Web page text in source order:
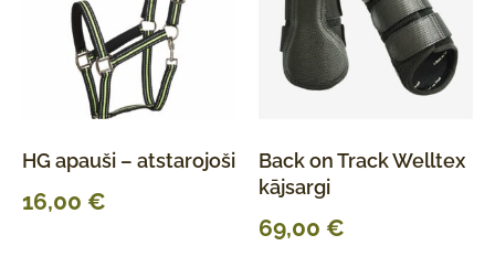
HG apauši – atstarojoši
16,00 €
Back on Track Welltex
kājsargi
69,00 €